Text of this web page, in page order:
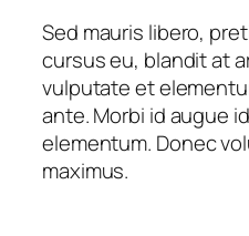
Sed mauris libero,
cursus eu, blandit at
vulputate et
ante. Morbi id augue
elementum. Donec
maximus.